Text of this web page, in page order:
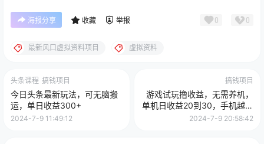
海报分享 收藏 举报 0 0
最新风口虚拟资料项目 虚拟资料
头条课程 搞钱项目
今日头条最新玩法，可无脑搬
运，单日收益300+
2024-7-9 11:49:12
搞钱项目
游戏试玩撸收益，无需养机，
单机日收益20到30，手机越多
收益越高
2024-7-9 20:58:42